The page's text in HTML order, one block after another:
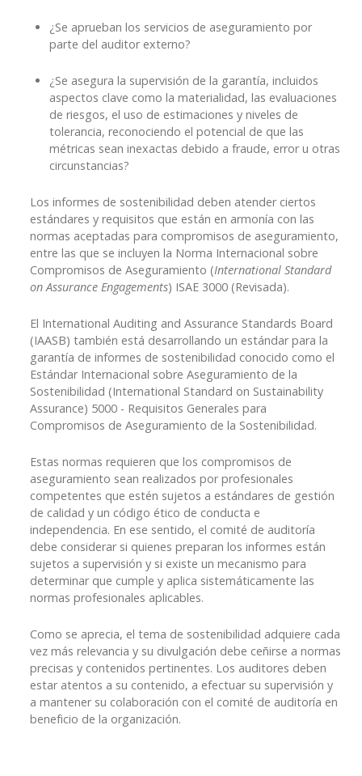
¿Se aprueban los servicios de aseguramiento por
parte del auditor externo?
¿Se asegura la supervisión de la garantía, incluidos
aspectos clave como la materialidad, las evaluaciones
de riesgos, el uso de estimaciones y niveles de
tolerancia, reconociendo el potencial de que las
métricas sean inexactas debido a fraude, error u otras
circunstancias?
Los informes de sostenibilidad deben atender ciertos
estándares y requisitos que están en armonía con las
normas aceptadas para compromisos de aseguramiento,
entre las que se incluyen la Norma Internacional sobre
Compromisos de Aseguramiento (International Standard
on Assurance Engagements) ISAE 3000 (Revisada).
El International Auditing and Assurance Standards Board
(IAASB) también está desarrollando un estándar para la
garantía de informes de sostenibilidad conocido como el
Estándar Internacional sobre Aseguramiento de la
Sostenibilidad (International Standard on Sustainability
Assurance) 5000 - Requisitos Generales para
Compromisos de Aseguramiento de la Sostenibilidad.
Estas normas requieren que los compromisos de
aseguramiento sean realizados por profesionales
competentes que estén sujetos a estándares de gestión
de calidad y un código ético de conducta e
independencia. En ese sentido, el comité de auditoría
debe considerar si quienes preparan los informes están
sujetos a supervisión y si existe un mecanismo para
determinar que cumple y aplica sistemáticamente las
normas profesionales aplicables.
Como se aprecia, el tema de sostenibilidad adquiere cada
vez más relevancia y su divulgación debe ceñirse a normas
precisas y contenidos pertinentes. Los auditores deben
estar atentos a su contenido, a efectuar su supervisión y
a mantener su colaboración con el comité de auditoría en
beneficio de la organización.